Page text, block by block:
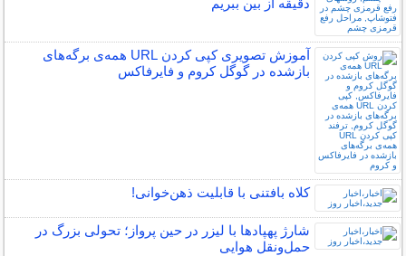
دقیقه از بین ببریم
آموزش تصویری کپی کردن URL همه‌ی برگه‌های
بازشده در گوگل کروم و فایرفاکس
کلاه بافتنی با قابلیت ذهن‌خوانی!
شارژ پهپادها با لیزر در حین پرواز؛ تحولی بزرگ در
حمل‌ونقل هوایی